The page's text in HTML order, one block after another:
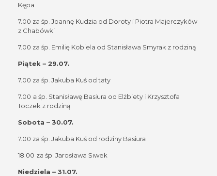
Kępa
7.00 za śp. Joannę Kudzia od Doroty i Piotra Majerczyków
z Chabówki
7.00 za śp. Emilię Kobiela od Stanisława Smyrak z rodziną
Piątek – 29.07.
7.00 za śp. Jakuba Kuś od taty
7.00 a śp. Stanisławę Basiura od Elżbiety i Krzysztofa
Toczek z rodziną
Sobota – 30.07.
7.00 za śp. Jakuba Kuś od rodziny Basiura
18.00 za śp. Jarosława Siwek
Niedziela – 31.07.